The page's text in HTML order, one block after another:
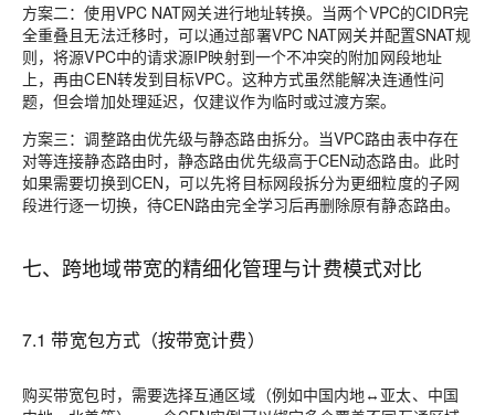
方案二：使用VPC NAT网关进行地址转换。当两个VPC的CIDR完
全重叠且无法迁移时，可以通过部署VPC NAT网关并配置SNAT规
则，将源VPC中的请求源IP映射到一个不冲突的附加网段地址
上，再由CEN转发到目标VPC。这种方式虽然能解决连通性问
题，但会增加处理延迟，仅建议作为临时或过渡方案。
方案三：调整路由优先级与静态路由拆分。当VPC路由表中存在
对等连接静态路由时，静态路由优先级高于CEN动态路由。此时
如果需要切换到CEN，可以先将目标网段拆分为更细粒度的子网
段进行逐一切换，待CEN路由完全学习后再删除原有静态路由。
七、跨地域带宽的精细化管理与计费模式对比
7.1 带宽包方式（按带宽计费）
购买带宽包时，需要选择互通区域（例如中国内地↔亚太、中国